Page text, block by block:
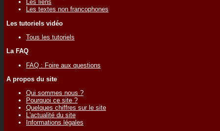
Les liens
Les textes non francophones
Les tutoriels vidéo
Tous les tutoriels
La FAQ
FAQ : Foire aux questions
A propos du site
Qui sommes nous ?
Pourquoi ce site ?
Quelques chiffres sur le site
L'actualité du site
Informations légales